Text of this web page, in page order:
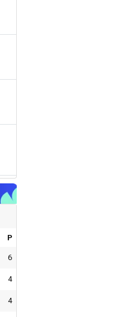
P
6
4
4